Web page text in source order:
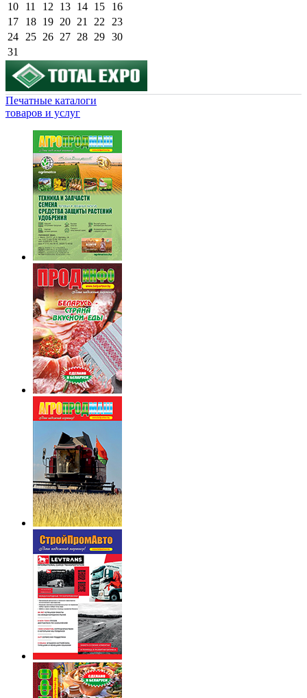
10
11 12 13 14 15
16
17
18 19 20 21 22
23
24
25 26 27 28 29 30
31
Печатные каталоги
товаров и услуг